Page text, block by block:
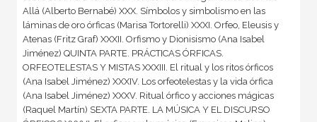
Allá (Alberto Bernabé) XXX. Símbolos y simbolismo en las
láminas de oro órficas (Marisa Tortorelli) XXXI. Orfeo, Eleusis y
Atenas (Fritz Graf) XXXII. Orfismo y Dionisismo (Ana Isabel
Jiménez) QUINTA PARTE. PRÁCTICAS ÓRFICAS.
ORFEOTELESTAS Y MISTAS XXXIII. El ritual y los ritos órficos
(Ana Isabel Jiménez) XXXIV. Los orfeotelestas y la vida órfica
(Ana Isabel Jiménez) XXXV. Ritual órfico y acciones mágicas
(Raquel Martín) SEXTA PARTE. LA MÚSICA Y EL DISCURSO